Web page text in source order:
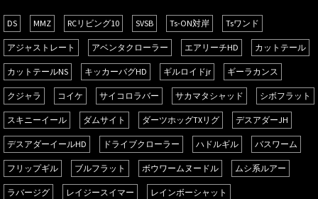
DS MMZ RCリビング10 SVSB Ts-ON対岸 Tsワンド
アジャストレート アベンタクローラー エアリーチHD カットテール
カットテールNS キッカーバグHD ギルロイドjr ギーラカンス
クジャラ コイケ サイコロラバー サカマタシャッド シボフラット
スキニーイール ダムサイト ダーツホッグTXリグ デスアダーJH
デスアダーイールHD ドライブクローラー ハドルギル バスワーム
フリップギル ブルフラット ボウワームヌードル ムシ系ルアー
ラバージグ レイジースイマー レインボーシャット